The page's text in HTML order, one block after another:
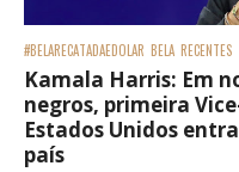
#BELARECATADAEDOLAR BELA RECENTES
Kamala Harris: Em
negros, primeira
Estados Unidos
país